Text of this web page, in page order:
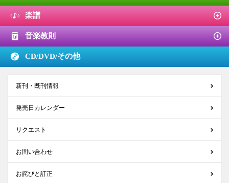
楽譜
音楽教則
CD/DVD/その他
新刊・既刊情報
発売日カレンダー
リクエスト
お問い合わせ
お詫びと訂正